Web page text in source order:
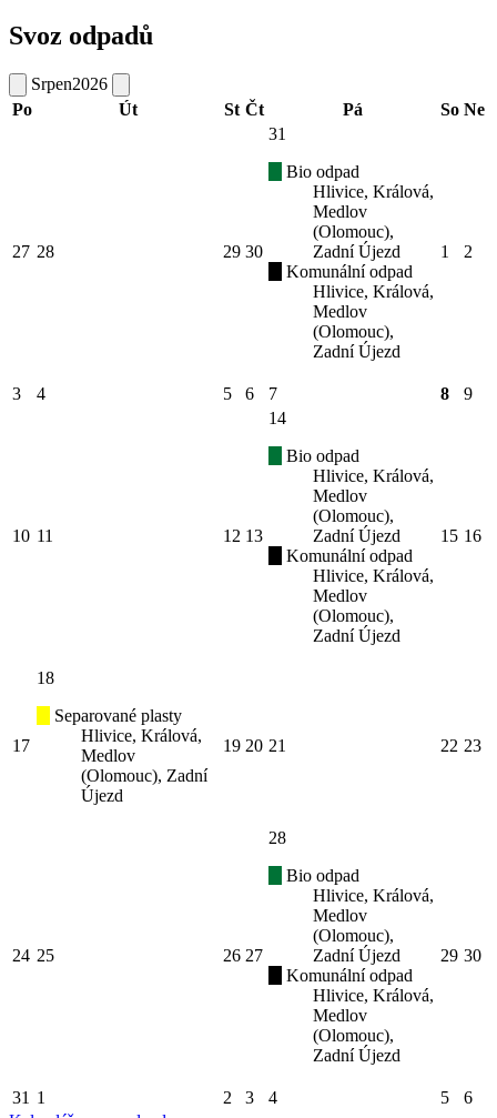
Svoz odpadů
Srpen2026
Po
Út St Čt Pá So Ne
27 28 29 30
31
Bio odpad
Hlivice, Králová,
Medlov
(Olomouc),
Zadní Újezd
Komunální odpad
Hlivice, Králová,
Medlov
(Olomouc),
Zadní Újezd
1 2
3 4 5 6 7 8 9
10 11 12 13
14
Bio odpad
Hlivice, Králová,
Medlov
(Olomouc),
Zadní Újezd
Komunální odpad
Hlivice, Králová,
Medlov
(Olomouc),
Zadní Újezd
15 16
17
18
Separované plasty
Hlivice, Králová,
Medlov
(Olomouc), Zadní
Újezd
19 20 21 22 23
24 25 26 27
28
Bio odpad
Hlivice, Králová,
Medlov
(Olomouc),
Zadní Újezd
Komunální odpad
Hlivice, Králová,
Medlov
(Olomouc),
Zadní Újezd
29 30
31 1 2 3 4 5
6